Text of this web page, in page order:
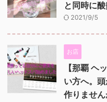
と同時に
2021/9/5
お店
【那覇 ヘ
い方へ。
作りません